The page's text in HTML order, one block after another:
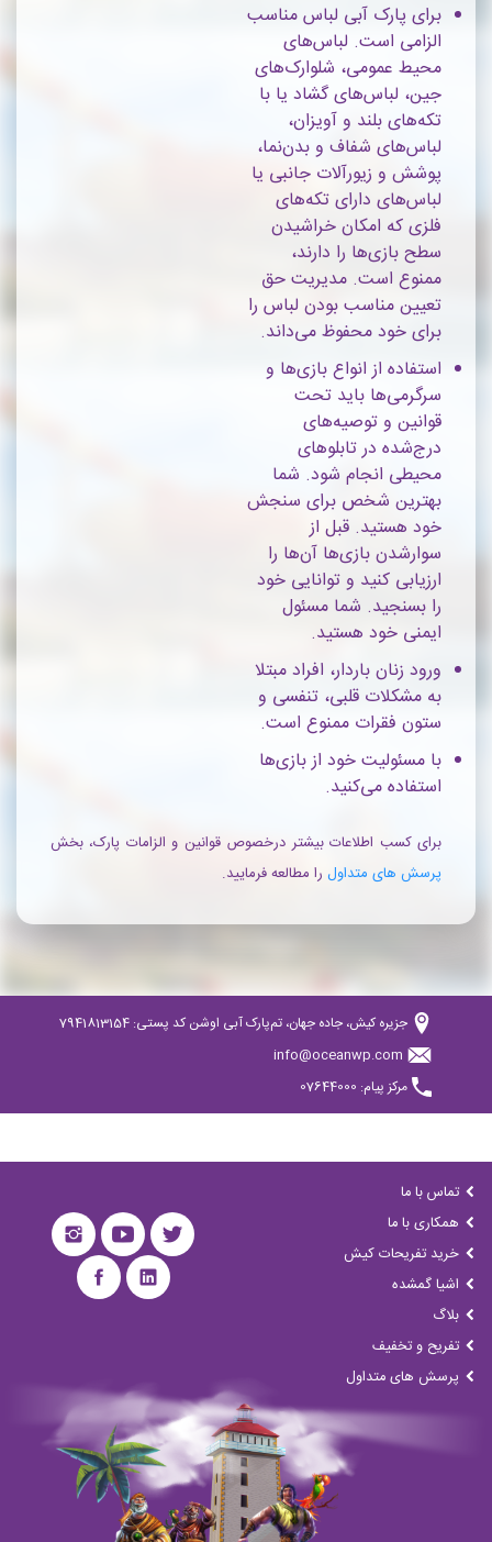
برای پارک آبی لباس مناسب
الزامی است. لباس‌های
محیط عمومی، شلوارک‌های
جین، لباس‌های گشاد یا با
تکه‌های بلند و آویزان،
لباس‌های شفاف و بدن‌نما،
پوشش و زیورآلات جانبی یا
لباس‌های دارای تکه‌های
فلزی که امکان خراشیدن
سطح بازی‌ها را دارند،
ممنوع است. مدیریت حق
تعیین مناسب بودن لباس را
برای خود محفوظ می‌داند.
استفاده از انواع بازی‌ها و
سرگرمی‌ها باید تحت
قوانین و توصیه‌های
درج‌شده در تابلوهای
محیطی انجام شود. شما
بهترین شخص برای سنجش
خود هستید. قبل از
سوارشدن بازی‌ها آن‌ها را
ارزیابی کنید و توانایی خود
را بسنجید. شما مسئول
ایمنی خود هستید.
ورود زنان باردار، افراد مبتلا
به مشکلات قلبی، تنفسی و
ستون فقرات ممنوع است.
با مسئولیت خود از بازی‌ها
استفاده می‌کنید.
برای کسب اطلاعات بیشتر درخصوص قوانین و الزامات پارک، بخش
پرسش های متداول را مطالعه فرمایید.
جزیره کیش، جاده جهان، تم‌پارک آبی اوشن کد پستی: 7941813154
info@oceanwp.com
مرکز پیام: 07644000
تماس با ما
همکاری با ما
خرید تفریحات کیش
اشیا گمشده
بلاگ
تفریح و تخفیف
پرسش های متداول